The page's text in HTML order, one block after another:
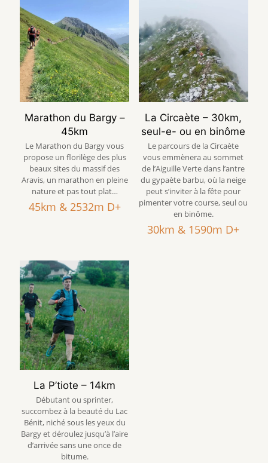
Marathon du Bargy –
45km
Le Marathon du Bargy vous
propose un florilège des plus
beaux sites du massif des
Aravis, un marathon en pleine
nature et pas tout plat…
45km & 2532m D+
La Circaète – 30km,
seul-e- ou en binôme
Le parcours de la Circaète
vous emmènera au sommet
de l’Aiguille Verte dans l’antre
du gypaète barbu, où la neige
peut s’inviter à la fête pour
pimenter votre course, seul ou
en binôme.
30km & 1590m D+
La P’tiote – 14km
Débutant ou sprinter,
succombez à la beauté du Lac
Bénit, niché sous les yeux du
Bargy et déroulez jusqu’à l’aire
d’arrivée sans une once de
bitume.